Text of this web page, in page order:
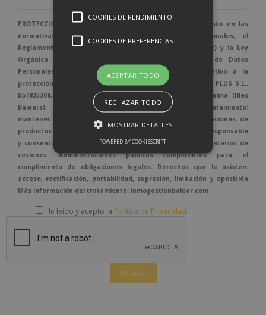
PROTECCIÓN DE DATOS: De conformidad con lo dispuesto en las
normativas vigentes en protección de datos personales, el
Reglamento (UE) 2016/679, de 27 de abril de 2016 (GDPR) y la Ley
Orgánica 3/2018, de 5 de diciembre de Protección de Datos
Personales y garantía de los derechos digitales relativo a la
protección de las personas físicas. Responsable: BALEAR PLUS S.L.,
B57835308, Carretera Valldemossa, 57, bajos, - 07010 Palma (Illes
Balears), info@inmogestionbalear.com Fines del tratamiento:
mantener una relación comercial y envío de comunicaciones de
productos o servicios Legitimación: Obligación legal del Responsable
y consentimiento del interesado cuando proceda. Destinatarios de
cesiones: Administraciones públicas competentes para el
cumplimiento de obligaciones legales. Derechos que le asisten:
acceso, rectificación, portabilidad, supresión, limitación y oposición
Más información del tratamiento: inmogestionbalear.com
He leído y acepto la Política de Privacidad
COOKIES DE RENDIMIENTO
COOKIES DE PREFERENCIAS
ACEPTAR TODO
RECHAZAR TODO
MOSTRAR DETALLES
POWERED BY COOKIESCRIPT